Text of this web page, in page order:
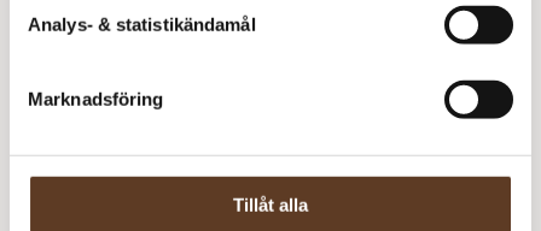
Analys- & statistikändamål
Marknadsföring
Tillåt alla
cm (89 kr)
lager
Addi Classic Rundstickor – 4.00 mm, 60 cm (99 kr)